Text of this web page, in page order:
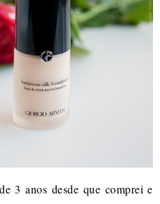
3 anos desde que comprei e